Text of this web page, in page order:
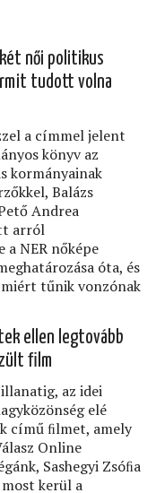
női politikus
tudott volna
a címmel jelent
könyv az
kormányainak
Balázs
Andrea
arról
NER nőképe
óta, és
tűnik vonzónak
ellen legtovább
ﬁlm
az idei
elé
című ﬁlmet, amely
Online
Sashegyi Zsóﬁa
kerül a